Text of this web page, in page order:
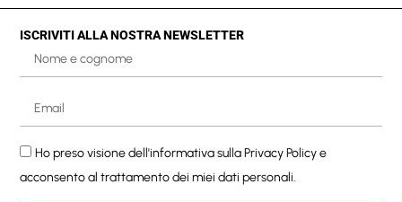
ISCRIVITI ALLA NOSTRA NEWSLETTER
Ho preso visione dell'informativa sullaPrivacy Policye
acconsento al trattamento dei miei dati personali.